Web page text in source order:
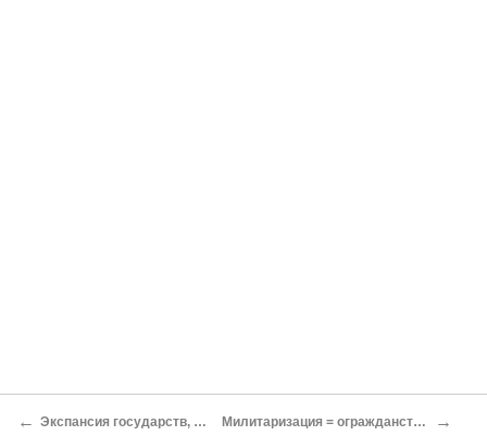
← Экспансия государств, прямое правление и создание национальных государств Милитаризация = огражданствление (переход власти от военных к гражданскому правительству) →